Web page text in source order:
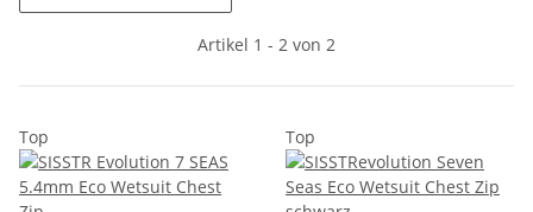
Artikel 1 - 2 von 2
Top Top